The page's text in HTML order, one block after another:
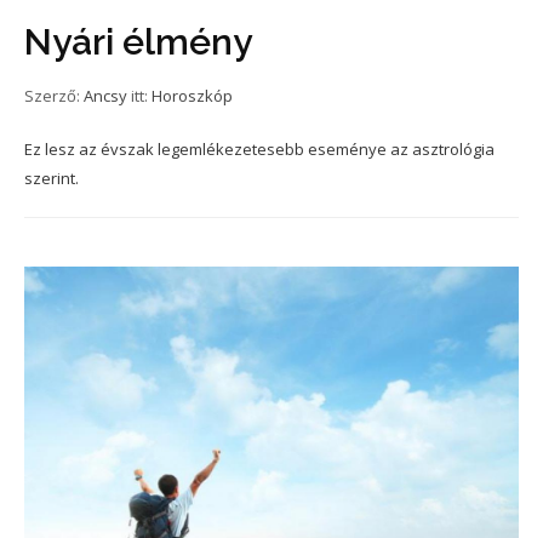
Nyári élmény
Szerző: Ancsy itt: Horoszkóp
Ez lesz az évszak legemlékezetesebb eseménye az asztrológia
szerint.